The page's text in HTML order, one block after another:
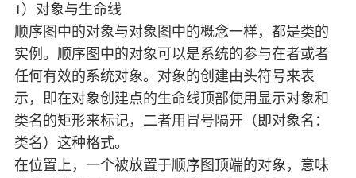
1）对象与生命线
顺序图中的对象与对象图中的概念一样，都是类的
实例。顺序图中的对象可以是系统的参与在者或者
任何有效的系统对象。对象的创建由头符号来表
示，即在对象创建点的生命线顶部使用显示对象和
类名的矩形来标记，二者用冒号隔开（即对象名：
类名）这种格式。
在位置上，一个被放置于顺序图顶端的对象，意味